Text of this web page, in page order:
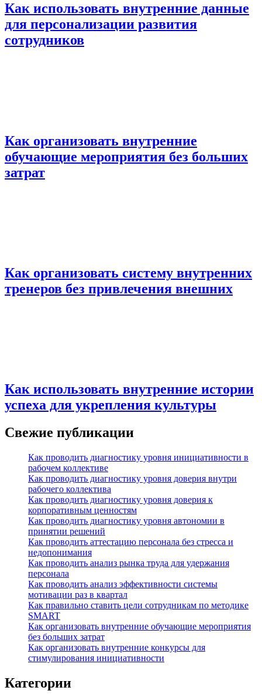
Как использовать внутренние данные
для персонализации развития
сотрудников
Как организовать внутренние
обучающие мероприятия без больших
затрат
Как организовать систему внутренних
тренеров без привлечения внешних
Как использовать внутренние истории
успеха для укрепления культуры
Свежие публикации
Как проводить диагностику уровня инициативности в
рабочем коллективе
Как проводить диагностику уровня доверия внутри
рабочего коллектива
Как проводить диагностику уровня доверия к
корпоративным ценностям
Как проводить диагностику уровня автономии в
принятии решений
Как проводить аттестацию персонала без стресса и
недопонимания
Как проводить анализ рынка труда для удержания
персонала
Как проводить анализ эффективности системы
мотивации раз в квартал
Как правильно ставить цели сотрудникам по методике
SMART
Как организовать внутренние обучающие мероприятия
без больших затрат
Как организовать внутренние конкурсы для
стимулирования инициативности
Категории